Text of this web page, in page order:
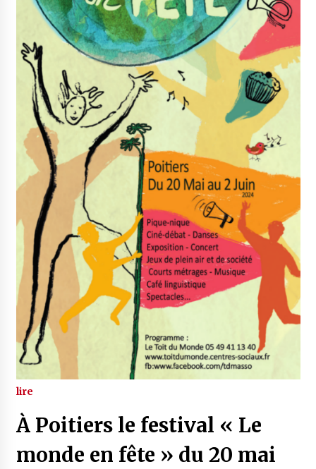
lire
À Poitiers le festival « Le
monde en fête » du 20 mai